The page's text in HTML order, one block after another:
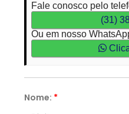
Fale conosco pelo
(31)
Ou em nosso
Nome: *